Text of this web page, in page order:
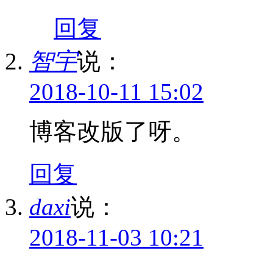
回复
智宇说：
2018-10-11 15:02
博客改版了呀。
回复
daxi说：
2018-11-03 10:21